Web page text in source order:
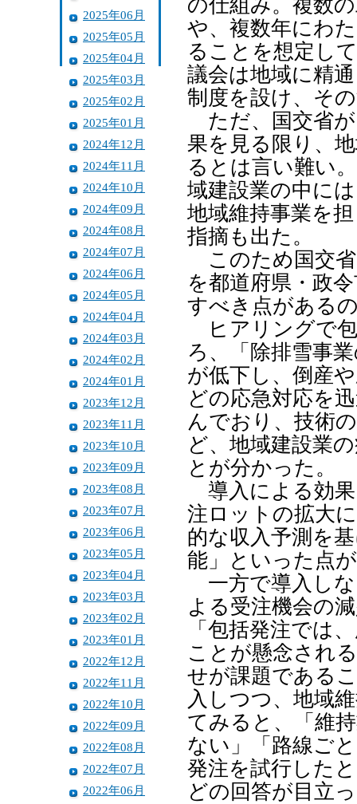
2025年06月
2025年05月
2025年04月
2025年03月
2025年02月
2025年01月
2024年12月
2024年11月
2024年10月
2024年09月
2024年08月
2024年07月
2024年06月
2024年05月
2024年04月
2024年03月
2024年02月
2024年01月
2023年12月
2023年11月
2023年10月
2023年09月
2023年08月
2023年07月
2023年06月
2023年05月
2023年04月
2023年03月
2023年02月
2023年01月
2022年12月
2022年11月
2022年10月
2022年09月
2022年08月
2022年07月
2022年06月
の仕組み。複数
や、複数年にわ
ることを想定し
議会は地域に精
制度を設け、そ
ただ、国交省が
果を見る限り、
るとは言い難い
域建設業の中に
地域維持事業を
指摘も出た。
このため国交省
を都道府県・政
すべき点がある
ヒアリングで
ろ、「除排雪事
が低下し、倒産
どの応急対応を
んでおり、技術
ど、地域建設業
とが分かった。
導入による効果
注ロットの拡大
的な収入予測を
能」といった点
一方で導入しな
よる受注機会の
「包括発注では
ことが懸念され
せが課題である
入しつつ、地域
てみると、「維
ない」「路線ご
発注を試行した
どの回答が目立